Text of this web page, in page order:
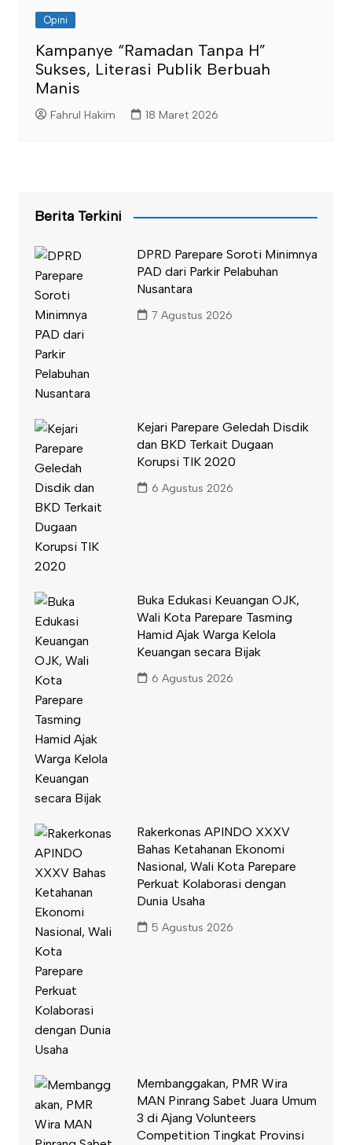
Opini
Kampanye “Ramadan Tanpa H”
Sukses, Literasi Publik Berbuah
Manis
Fahrul Hakim 18 Maret 2026
Berita Terkini
DPRD Parepare Soroti Minimnya
PAD dari Parkir Pelabuhan
Nusantara
7 Agustus 2026
Kejari Parepare Geledah Disdik
dan BKD Terkait Dugaan
Korupsi TIK 2020
6 Agustus 2026
Buka Edukasi Keuangan OJK,
Wali Kota Parepare Tasming
Hamid Ajak Warga Kelola
Keuangan secara Bijak
6 Agustus 2026
Rakerkonas APINDO XXXV
Bahas Ketahanan Ekonomi
Nasional, Wali Kota Parepare
Perkuat Kolaborasi dengan
Dunia Usaha
5 Agustus 2026
Membanggakan, PMR Wira
MAN Pinrang Sabet Juara Umum
3 di Ajang Volunteers
Competition Tingkat Provinsi